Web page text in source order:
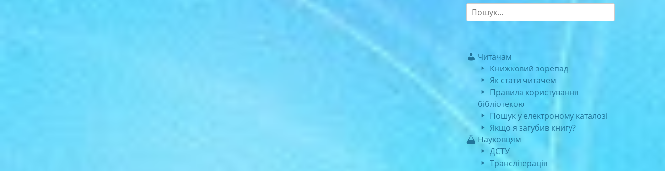
Search
for:
Читачам
Книжковий зорепад
Як стати читачем
Правила користування
бібліотекою
Пошук у електроному каталозі
Якщо я загубив книгу?
Науковцям
ДСТУ
Транслітерація